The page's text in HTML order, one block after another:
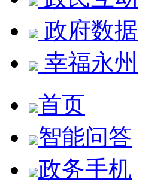
政府数据
幸福永州
首页
智能问答
政务手机